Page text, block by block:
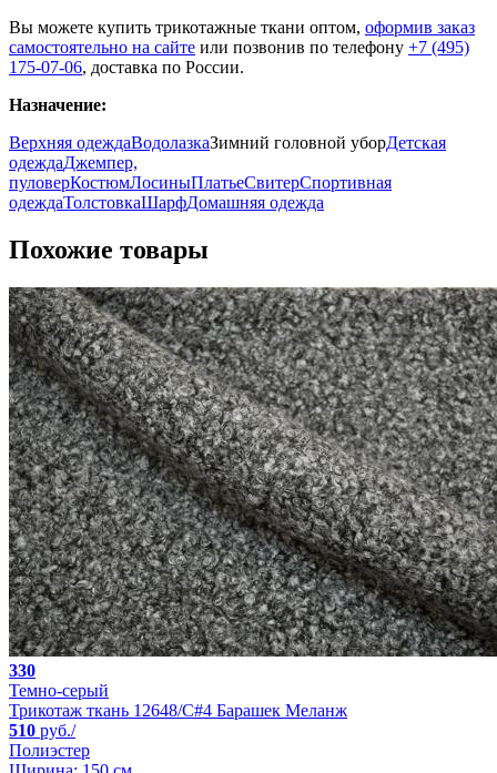
Вы можете купить трикотажные ткани оптом, оформив заказ
самостоятельно на сайте или позвонив по телефону +7 (495)
175-07-06, доставка по России.
Назначение:
Верхняя одеждаВодолазкаЗимний головной уборДетская
одеждаДжемпер,
пуловерКостюмЛосиныПлатьеСвитерСпортивная
одеждаТолстовкаШарфДомашняя одежда
Похожие товары
330
Темно-серый
Трикотаж ткань 12648/C#4 Барашек Меланж
510 руб./
Полиэстер